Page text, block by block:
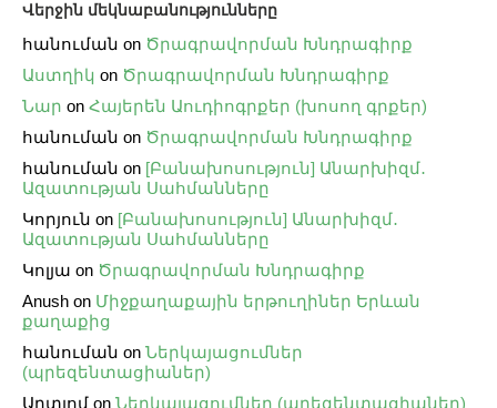
Վերջին մեկնաբանությունները
հանուման on Ծրագրավորման Խնդրագիրք
Աստղիկ on Ծրագրավորման Խնդրագիրք
Նար on Հայերեն Աուդիոգրքեր (խոսող գրքեր)
հանուման on Ծրագրավորման Խնդրագիրք
հանուման on [Բանախոսություն] Անարխիզմ․
Ազատության Սահմանները
Կորյուն on [Բանախոսություն] Անարխիզմ․
Ազատության Սահմանները
Կոլյա on Ծրագրավորման Խնդրագիրք
Anush on Միջքաղաքային երթուղիներ Երևան
քաղաքից
հանուման on Ներկայացումներ
(պրեզենտացիաներ)
Արտյոմ on Ներկայացումներ (պրեզենտացիաներ)